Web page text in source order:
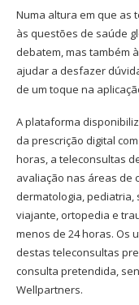
Numa altura em que as
às questões de saúde
debatem, mas também
ajudar a desfazer
de um toque na
A plataforma
da prescrição digital
horas, a teleconsultas
avaliação nas áreas de
dermatologia, pediatria,
viajante, ortopedia e
menos de 24 horas. Os
destas teleconsultas
consulta pretendida,
Wellpartners.